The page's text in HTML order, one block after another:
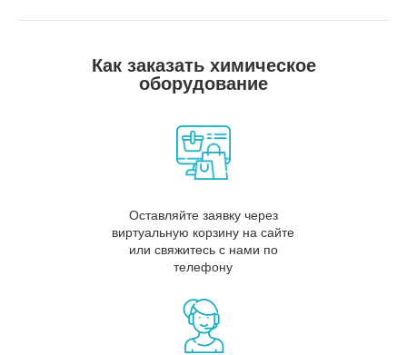
Как заказать химическое
оборудование
Оставляйте заявку через
виртуальную корзину на сайте
или свяжитесь с нами по
телефону